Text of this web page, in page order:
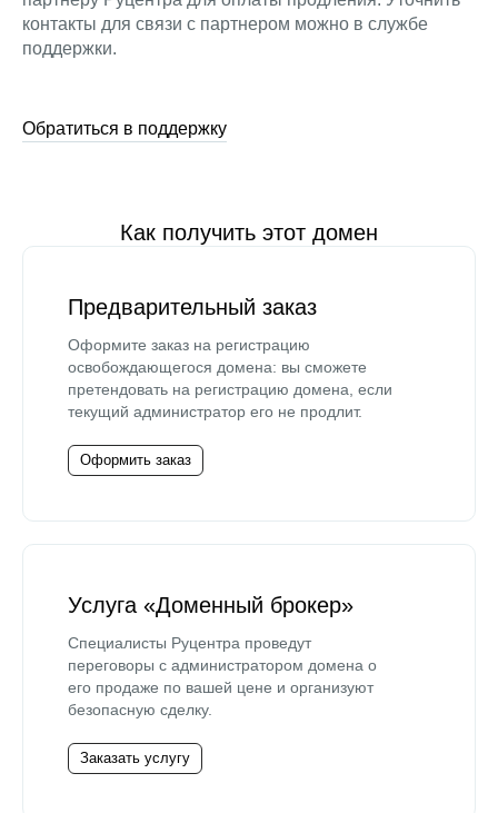
контакты для связи с партнером можно в службе
поддержки.
Обратиться в поддержку
Как получить этот домен
Предварительный заказ
Оформите заказ на регистрацию
освобождающегося домена: вы сможете
претендовать на регистрацию домена, если
текущий администратор его не продлит.
Оформить заказ
Услуга «Доменный брокер»
Специалисты Руцентра проведут
переговоры с администратором домена о
его продаже по вашей цене и организуют
безопасную сделку.
Заказать услугу